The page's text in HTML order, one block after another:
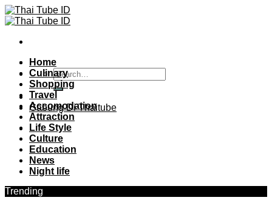
Skip
to
Gabung Di Thaitube
Home
Culinary
Shopping
Travel
Accomodation
Attraction
Life Style
Culture
Education
News
Night life
Trending